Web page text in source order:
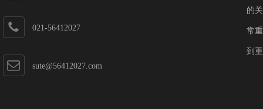
021-56412027
sute@56412027.com
的
常
到